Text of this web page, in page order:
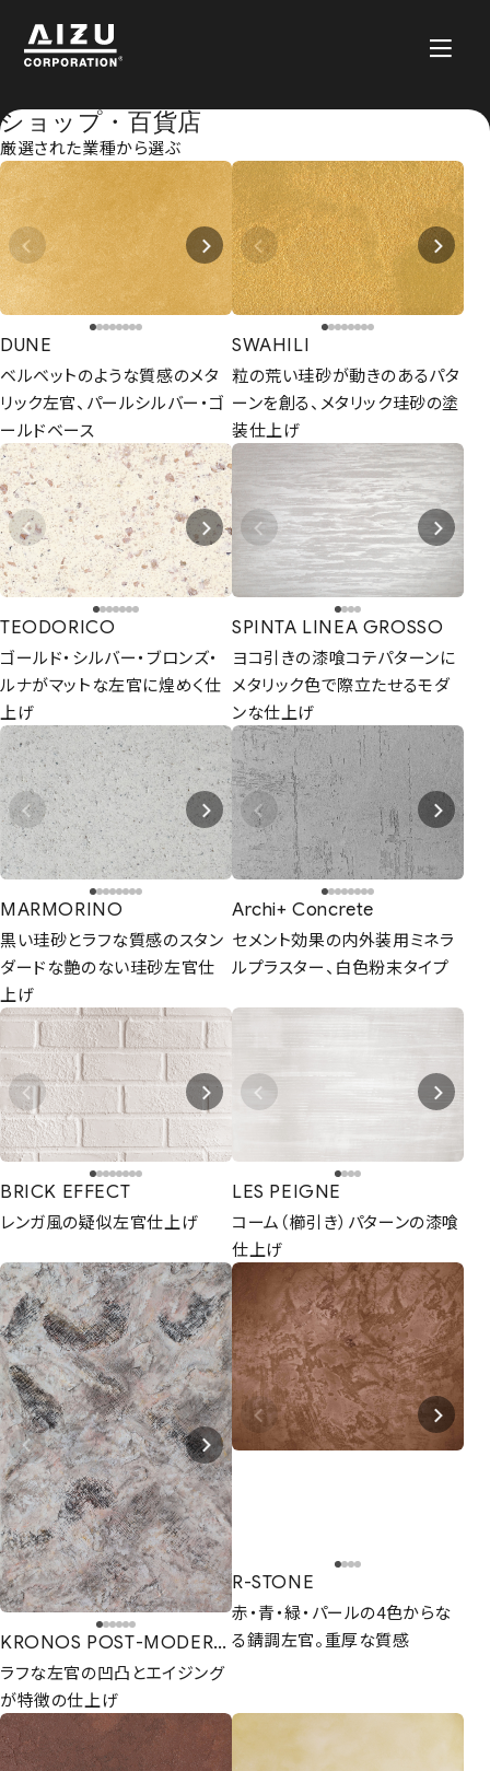
ショップ・百貨店
厳選された業種から選ぶ
DUNE
ベルベットのような質感のメタ
リック左官、パールシルバー・ゴ
ールドベース
SWAHILI
粒の荒い珪砂が動きのあるパタ
ーンを創る、メタリック珪砂の塗
装仕上げ
TEODORICO
ゴールド・シルバー・ブロンズ・
ルナがマットな左官に煌めく仕
上げ
SPINTA LINEA GROSSO
ヨコ引きの漆喰コテパターンに
メタリック色で際立たせるモダ
ンな仕上げ
MARMORINO
黒い珪砂とラフな質感のスタン
ダードな艶のない珪砂左官仕
上げ
Archi+ Concrete
セメント効果の内外装用ミネラ
ルプラスター、白色粉末タイプ
BRICK EFFECT
レンガ風の疑似左官仕上げ
LES PEIGNE
コーム（櫛引き）パターンの漆喰
仕上げ
KRONOS POST-MODERNO
ラフな左官の凹凸とエイジング
が特徴の仕上げ
R-STONE
赤・青・緑・パールの4色からな
る錆調左官。重厚な質感